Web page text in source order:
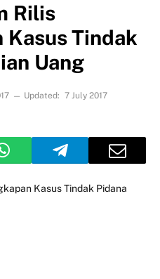
Rilis
Kasus Tindak
Uang
Updated: 7 July 2017